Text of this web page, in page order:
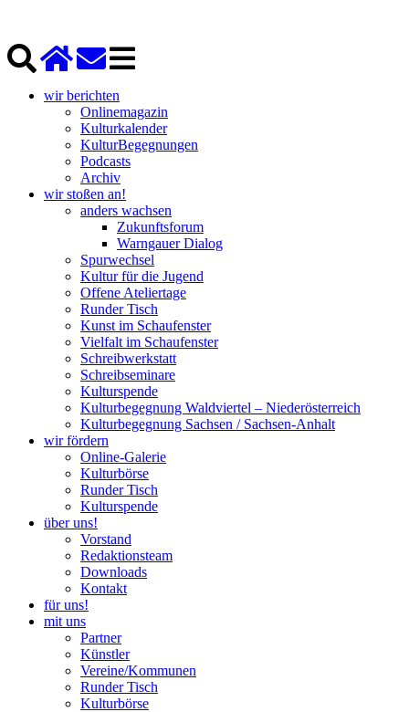
wir berichten
Onlinemagazin
Kulturkalender
KulturBegegnungen
Podcasts
Archiv
wir stoßen an!
anders wachsen
Zukunftsforum
Warngauer Dialog
Spurwechsel
Kultur für die Jugend
Offene Ateliertage
Runder Tisch
Kunst im Schaufenster
Vielfalt im Schaufenster
Schreibwerkstatt
Schreibseminare
Kulturspende
Kulturbegegnung Waldviertel – Niederösterreich
Kulturbegegnung Sachsen / Sachsen-Anhalt
wir fördern
Online-Galerie
Kulturbörse
Runder Tisch
Kulturspende
über uns!
Vorstand
Redaktionsteam
Downloads
Kontakt
für uns!
mit uns
Partner
Künstler
Vereine/Kommunen
Runder Tisch
Kulturbörse